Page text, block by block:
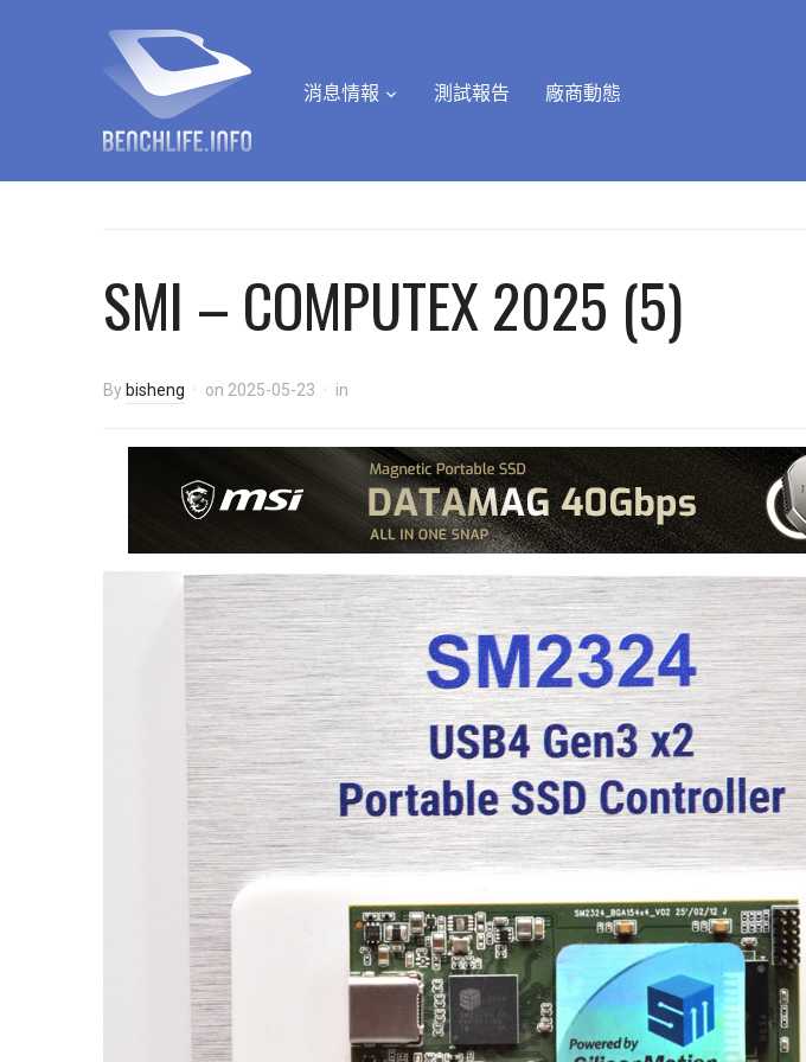
消息情報 測試報告 廠商動態
SMI – COMPUTEX 2025 (5)
By bisheng on 2025-05-23 in